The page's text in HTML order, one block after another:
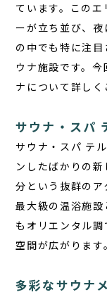
ています。この
ーが立ち並び、
の中でも特に注
ウナ施設です。
ナについて詳しく
サウナ・スパ
サウナ・スパ テ
ンしたばかりの
分という抜群の
最大級の温浴施
もオリエンタル
空間が広がります。
多彩なサウナ